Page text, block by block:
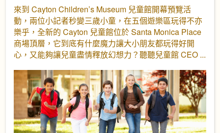
來到 Cayton Children’s Museum 兒童館開幕預覽活
動，兩位小記者秒變三歲小童，在五個遊樂區玩得不亦
樂乎，全新的 Cayton 兒童館位於 Santa Monica Place
商場頂層，它到底有什麼魔力讓大小朋友都玩得好開
心，又能夠讓兒童盡情釋放幻想力？聽聽兒童館 CEO